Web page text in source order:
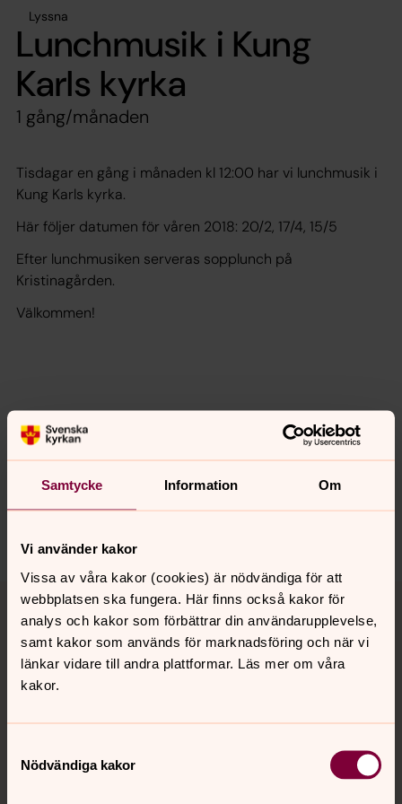
Samtycke Information Om
Vi använder kakor
Vissa av våra kakor (cookies) är nödvändiga för att
webbplatsen ska fungera. Här finns också kakor för
analys och kakor som förbättrar din användarupplevelse,
samt kakor som används för marknadsföring och när vi
länkar vidare till andra plattformar. Läs mer om våra
kakor.
Nödvändiga kakor
Lyssna
Lunchmusik i Kung
Karls kyrka
1 gång/månaden
Tisdagar en gång i månaden kl 12:00 har vi lunchmusik i
Kung Karls kyrka.
Här följer datumen för våren 2018: 20/2, 17/4, 15/5
Efter lunchmusiken serveras sopplunch på
Kristinagården.
Välkommen!
Senast ändrad 15 februari 2018
Synpunkter eller frågor på sidans
Tillbaka till toppen
Tillbaka till innehållet
Kontakt